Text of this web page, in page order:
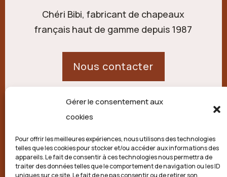
Gérer le consentement aux
cookies
Pour offrir les meilleures expériences, nous utilisons des technologies
telles que les cookies pour stocker et/ou accéder aux informations des
appareils. Le fait de consentir à ces technologies nous permettra de
traiter des données telles que le comportement de navigation ou les ID
uniques sur ce site. Le fait de ne pas consentir ou de retirer son
Chéri Bibi, fabricant de chapeaux
français haut de gamme depuis 1987
Nous contacter
21 route de Palisse,
Politique de confidentialité